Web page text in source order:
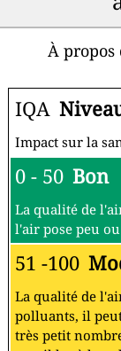
À
IQA
Impact sur la
0 - 50 Bon
La qualité de
l'air pose peu
51 -100
La qualité de
polluants, il
très petit